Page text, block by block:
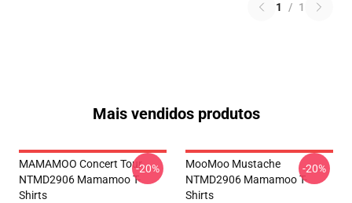
1 / 1
Mais vendidos produtos
MAMAMOO Concert Tour
NTMD2906 Mamamoo T-
Shirts
-20%
MooMoo Mustache
NTMD2906 Mamamoo T-
Shirts
-20%